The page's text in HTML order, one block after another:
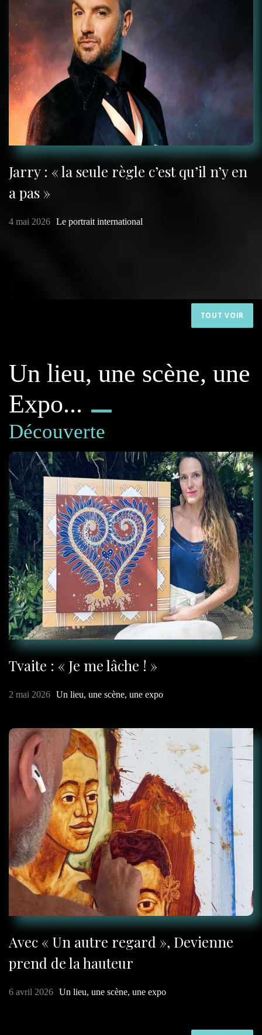
Jarry : « la seule règle c’est qu’il n’y en
a pas »
4 mai 2026 Le portrait international
TOUT VOIR
Un lieu, une scène, une
Expo...
Découverte
Tvaite : « Je me lâche ! »
2 mai 2026 Un lieu, une scène, une expo
Avec « Un autre regard », Devienne
prend de la hauteur
6 avril 2026 Un lieu, une scène, une expo